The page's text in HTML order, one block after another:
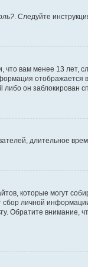
. Следуйте
вам менее 13 лет,
отображается
он заблокирован
длительное
которые могут
сбор личной
Обратите внимание,